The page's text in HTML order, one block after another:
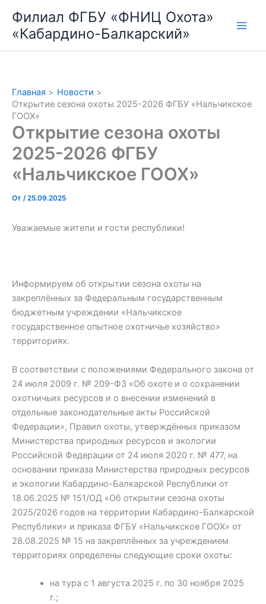
содержимому
Филиал ФГБУ «ФНИЦ Охота»
«Кабардино-Балкарский»
Главная
Новости
Открытие сезона охоты 2025-2026 ФГБУ «Нальчикское
ГООХ»
Открытие сезона охоты
2025-2026 ФГБУ
«Нальчикское ГООХ»
От /25.09.2025
Уважаемые жители и гости республики!
Информируем об открытии сезона охоты на
закреплённых за Федеральным государственным
бюджетным учреждении «Нальчикское
государственное опытное охотничье хозяйство»
территориях.
В соответствии с положениями Федерального закона от
24 июля 2009 г. № 209-ФЗ «Об охоте и о сохранении
охотничьих ресурсов и о внесении изменений в
отдельные законодательные акты Российской
Федерации», Правил охоты, утверждённых приказом
Министерства природных ресурсов и экологии
Российской Федерации от 24 июля 2020 г. № 477, на
основании приказа Министерства природных ресурсов
и экологии Кабардино-Балкарской Республики от
18.06.2025 № 151/ОД «Об открытии сезона охоты
2025/2026 годов на территории Кабардино-Балкарской
Республики» и приказа ФГБУ «Нальчикское ГООХ» от
28.08.2025 № 15 на закреплённых за учреждением
территориях определены следующие сроки охоты:
на тура с 1 августа 2025 г. по 30 ноября 2025
г.;